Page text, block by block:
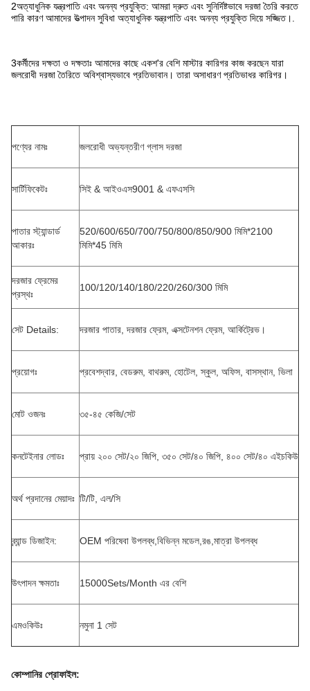
2অত্যাধুনিক যন্ত্রপাতি এবং অনন্য প্রযুক্তি: আমরা দ্রুত এবং সুনির্দিষ্টভাবে দরজা তৈরি করতে
পারি কারণ আমাদের উত্পাদন সুবিধা অত্যাধুনিক যন্ত্রপাতি এবং অনন্য প্রযুক্তি দিয়ে সজ্জিত।.
3কর্মীদের দক্ষতা ও দক্ষতাঃ আমাদের কাছে একশ'র বেশি মাস্টার কারিগর কাজ করছেন যারা
জলরোধী দরজা তৈরিতে অবিশ্বাস্যভাবে প্রতিভাবান। তারা অসাধারণ প্রতিভাধর কারিগর।
পণ্যের নামঃ জলরোধী অভ্যন্তরীণ গ্লাস দরজা
সার্টিফিকেটঃ সিই & আইওএস9001 & এফএসসি
পাতার স্ট্যান্ডার্ড
আকারঃ
520/600/650/700/750/800/850/900 মিমি*2100
মিমি*45 মিমি
দরজার ফ্রেমের
প্রস্থঃ
100/120/140/180/220/260/300 মিমি
সেট Details: দরজার পাতার, দরজার ফ্রেম, এক্সটেনশন ফ্রেম, আর্কিট্রেভ।
প্রয়োগঃ প্রবেশদ্বার, বেডরুম, বাথরুম, হোটেল, স্কুল, অফিস, বাসস্থান, ভিলা
মোট ওজনঃ ৩৫-৪৫ কেজি/সেট
কনটেইনার লোডঃ প্রায় ২০০ সেট/২০ জিপি, ৩৫০ সেট/৪০ জিপি, ৪০০ সেট/৪০ এইচকিউ
অর্থ প্রদানের মেয়াদঃ টি/টি, এল/সি
ব্র্যান্ড ডিজাইন: OEM পরিষেবা উপলব্ধ,বিভিন্ন মডেল,রঙ,মাত্রা উপলব্ধ
উৎপাদন ক্ষমতাঃ 15000Sets/Month এর বেশি
এমওকিউঃ নমুনা 1 সেট
কোম্পানির প্রোফাইল: